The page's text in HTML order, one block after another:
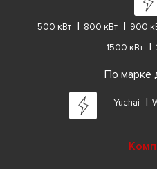
500 кВт 800 кВт 900
1500 кВт
По марке
Yuchai